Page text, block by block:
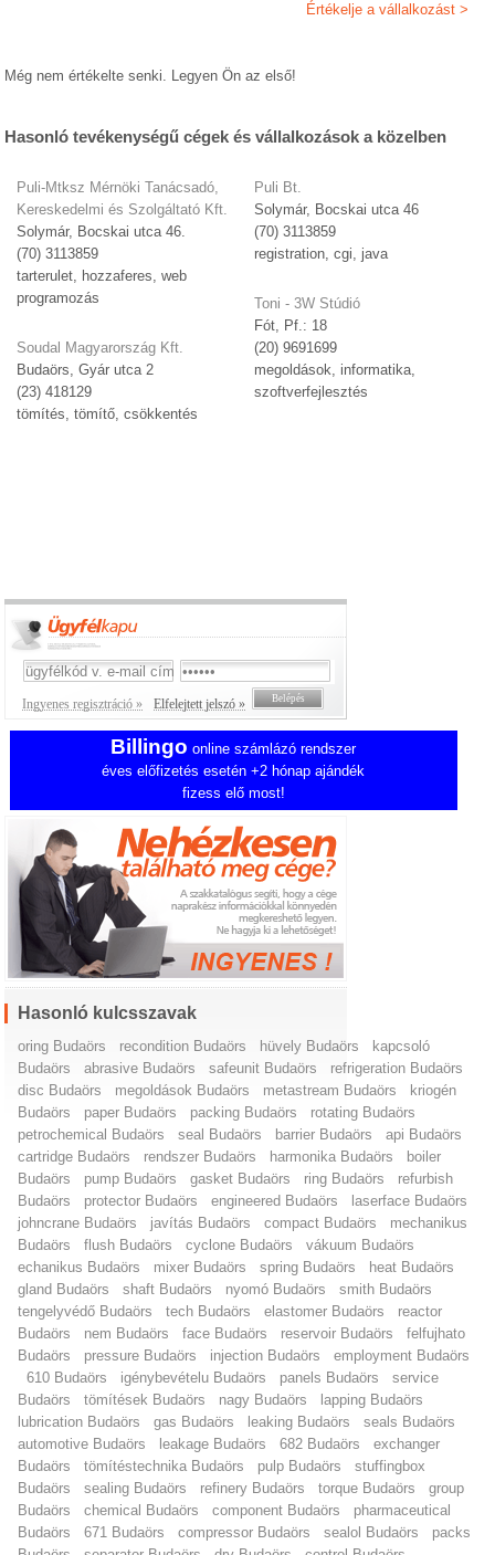
Értékelje a vállalkozást >
Még nem értékelte senki. Legyen Ön az első!
Hasonló tevékenységű cégek és vállalkozások a közelben
Puli-Mtksz Mérnöki Tanácsadó,
Kereskedelmi és Szolgáltató Kft.
Solymár, Bocskai utca 46.
(70) 3113859
tarterulet, hozzaferes, web
programozás
Soudal Magyarország Kft.
Budaörs, Gyár utca 2
(23) 418129
tömítés, tömítő, csökkentés
Puli Bt.
Solymár, Bocskai utca 46
(70) 3113859
registration, cgi, java
Toni - 3W Stúdió
Fót, Pf.: 18
(20) 9691699
megoldások, informatika,
szoftverfejlesztés
Ingyenes regisztráció » Elfelejtett jelszó »
Billingo online számlázó rendszer
éves előfizetés esetén +2 hónap ajándék
fizess elő most!
Hasonló kulcsszavak
oring Budaörs recondition Budaörs hüvely Budaörs
kapcsoló
Budaörs
abrasive Budaörs safeunit Budaörs
refrigeration Budaörs
disc Budaörs
megoldások Budaörs metastream Budaörs
kriogén
Budaörs
paper Budaörs packing Budaörs
rotating Budaörs
petrochemical Budaörs
seal Budaörs barrier Budaörs
api Budaörs
cartridge Budaörs
rendszer Budaörs harmonika Budaörs
boiler
Budaörs
pump Budaörs gasket Budaörs ring Budaörs
refurbish
Budaörs
protector Budaörs engineered Budaörs
laserface Budaörs
johncrane Budaörs
javítás Budaörs compact Budaörs
mechanikus
Budaörs
flush Budaörs cyclone Budaörs
vákuum Budaörs
echanikus Budaörs
mixer Budaörs spring Budaörs
heat Budaörs
gland Budaörs
shaft Budaörs nyomó Budaörs
smith Budaörs
tengelyvédő Budaörs
tech Budaörs elastomer Budaörs
reactor
Budaörs
nem Budaörs face Budaörs reservoir Budaörs
felfujhato
Budaörs
pressure Budaörs injection Budaörs
employment Budaörs
610 Budaörs
igénybevételu Budaörs panels Budaörs
service
Budaörs
tömítések Budaörs nagy Budaörs
lapping Budaörs
lubrication Budaörs
gas Budaörs leaking Budaörs
seals Budaörs
automotive Budaörs
leakage Budaörs 682 Budaörs
exchanger
Budaörs
tömítéstechnika Budaörs pulp Budaörs
stuffingbox
Budaörs
sealing Budaörs refinery Budaörs torque Budaörs
group
Budaörs
chemical Budaörs component Budaörs
pharmaceutical
Budaörs
671 Budaörs compressor Budaörs sealol Budaörs
packs